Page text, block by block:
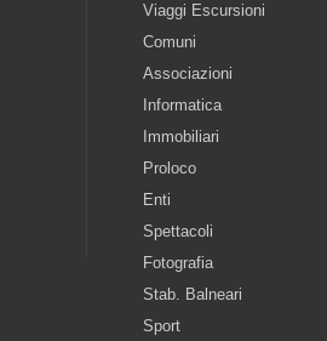
Viaggi Escursioni
Comuni
Associazioni
Informatica
Immobiliari
Proloco
Enti
Spettacoli
Fotografia
Stab. Balneari
Sport